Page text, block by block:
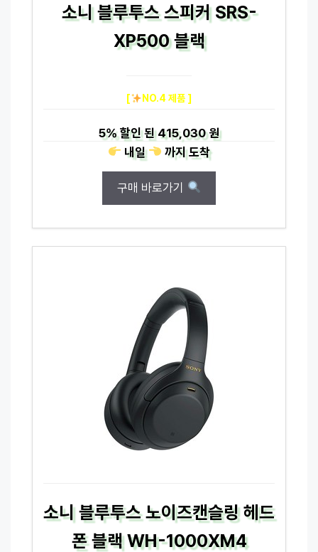
소니 블루투스 스피커 SRS-
XP500 블랙
[ NO.4 제품 ]
5%할인 된415,030 원
내일
까지도착
구매 바로가기
소니 블루투스 노이즈캔슬링 헤드
폰 블랙 WH-1000XM4